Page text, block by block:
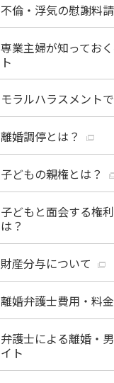
不倫・浮気の慰謝料
専業主婦が知ってお
ト
モラルハラスメント
離婚調停とは？
子どもの親権とは？
子どもと面会する権
は？
財産分与について
離婚弁護士費用・料金
弁護士による離婚・
イト